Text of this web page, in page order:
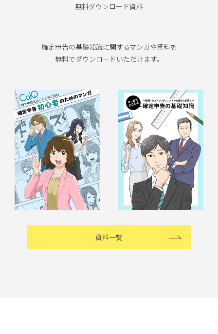
無料ダウンロード資料
確定申告の基礎知識に関するマンガや資料を
無料でダウンロードいただけます。
資料一覧